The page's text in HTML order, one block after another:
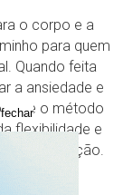
o corpo e a
para quem
Quando feita
a ansiedade e
o método
flexibilidade e
a respiração.
ponto
fechar